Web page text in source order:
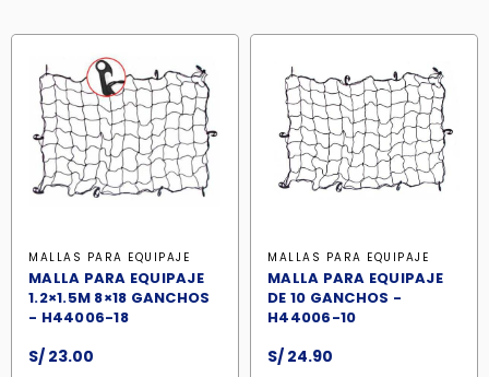
MALLAS PARA EQUIPAJE
MALLA PARA EQUIPAJE
1.2×1.5M 8×18 GANCHOS
- H44006-18
S/ 23.00
MALLAS PARA EQUIPAJE
MALLA PARA EQUIPAJE
DE 10 GANCHOS -
H44006-10
S/ 24.90